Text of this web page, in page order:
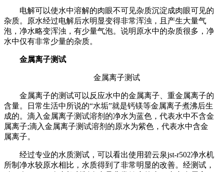
电解可以使水中溶解的肉眼不可见杂质沉淀成肉眼可见的
杂质。原水经过电解后水明显变得非常浑浊，且产生大量气
泡，净水略变浑浊，有少量气泡。说明原水中的杂质很多，净
水中仅有非常少量的杂质。
金属离子测试
金属离子测试
金属离子的测试可以反应水中的金属离子、重金属离子的
含量。日常生活中所说的“水垢”就是钙镁等金属离子煮沸后生
成的。滴入金属离子测试溶剂的净水为蓝色，代表水中不含金
属离子;滴入金属离子测试溶剂的原水为紫色，代表水中含金
属离子。
经过专业的水质测试，可以看出使用碧云泉jst-r502净水机
所制净水较原水相比，水质得到了非常明显的改善。经测试，